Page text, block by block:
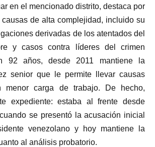
en el mencionado distrito, destaca por
de alta complejidad, incluido su
derivadas de los atentados del
y casos contra líderes del crimen
92 años, desde 2011 mantiene la
senior que le permite llevar causas
menor carga de trabajo. De hecho,
expediente: estaba al frente desde
se presentó la acusación inicial
venezolano y hoy mantiene la
al análisis probatorio.